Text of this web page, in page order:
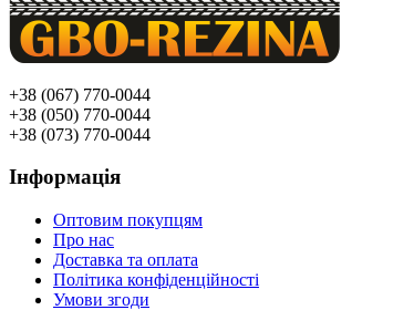
+38 (067) 770-0044
+38 (050) 770-0044
+38 (073) 770-0044
Інформація
Оптовим покупцям
Про нас
Доставка та оплата
Політика конфіденційності
Умови згоди